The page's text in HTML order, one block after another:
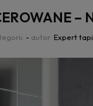
–
- autor: Expert